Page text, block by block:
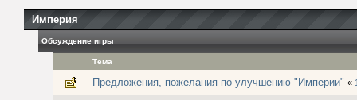
Империя
Обсуждение игры
Тема
Предложения, пожелания по улучшению "Империи" «